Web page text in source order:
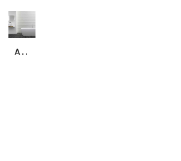
visibility
ASPEN LINE MATE...